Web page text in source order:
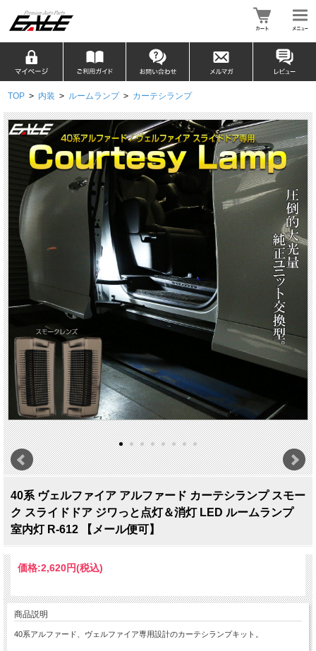
TOP > 内装 > ルームランプ > カーテシランプ
40系 ヴェルファイア アルファード カーテシランプ スモー
ク スライドドア ジワっと点灯＆消灯 LED ルームランプ
室内灯 R-612 【メール便可】
価格:2,620円(税込)
商品説明
40系アルファード、ヴェルファイア専用設計のカーテシランプキット。